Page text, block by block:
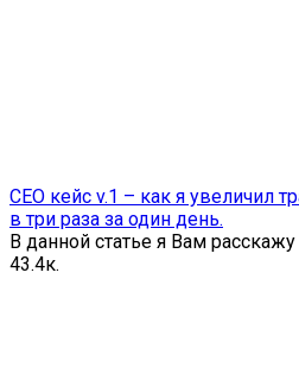
СЕО кейс v.1 – как я увеличил
в три раза за один день.
В данной статье я Вам
43.4к.